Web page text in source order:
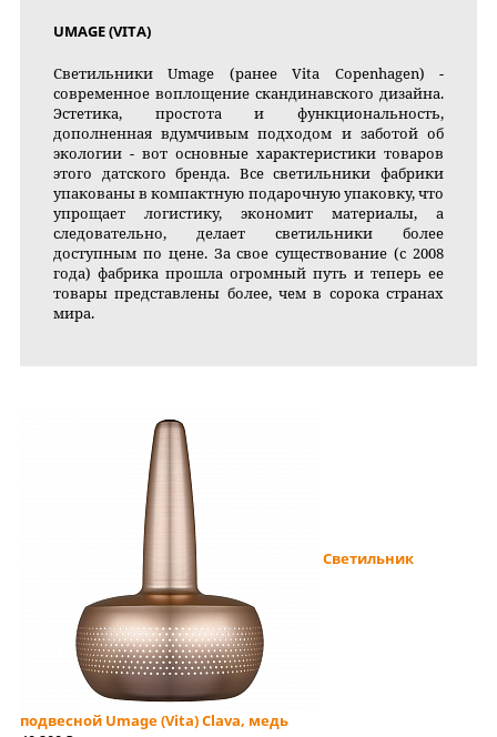
UMAGE (VITA)
Светильники Umage (ранее Vita Copenhagen) -
современное воплощение скандинавского дизайна.
Эстетика, простота и функциональность,
дополненная вдумчивым подходом и заботой об
экологии - вот основные характеристики товаров
этого датского бренда. Все светильники фабрики
упакованы в компактную подарочную упаковку, что
упрощает логистику, экономит материалы, а
следовательно, делает светильники более
доступным по цене. За свое существование (с 2008
года) фабрика прошла огромный путь и теперь ее
товары представлены более, чем в сорока странах
мира.
Светильник
подвесной Umage (Vita) Clava, медь